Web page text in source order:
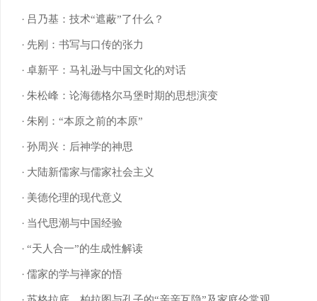
吕乃基：技术“遮蔽”了什么？
先刚：书写与口传的张力
卓新平：马礼逊与中国文化的对话
朱松峰：论海德格尔马堡时期的思想演变
朱刚：“本原之前的本原”
孙周兴：后神学的神思
大陆新儒家与儒家社会主义
美德伦理的现代意义
当代思潮与中国经验
“天人合一”的生成性解读
儒家的学与禅家的悟